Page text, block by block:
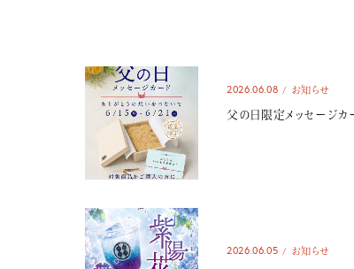
2026.06.08 お知らせ
父の日限定メッセージカ
2026.06.05 お知らせ